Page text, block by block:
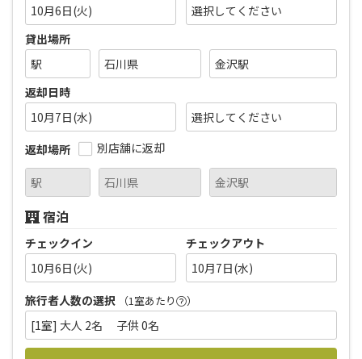
10月6日(火)
貸出場所
返却日時
10月7日(水)
返却場所
別店舗に返却
宿泊
チェックイン
10月6日(火)
チェックアウト
10月7日(水)
旅行者人数の選択
（1室あたり ）
[1室] 大人 2名 子供 0名